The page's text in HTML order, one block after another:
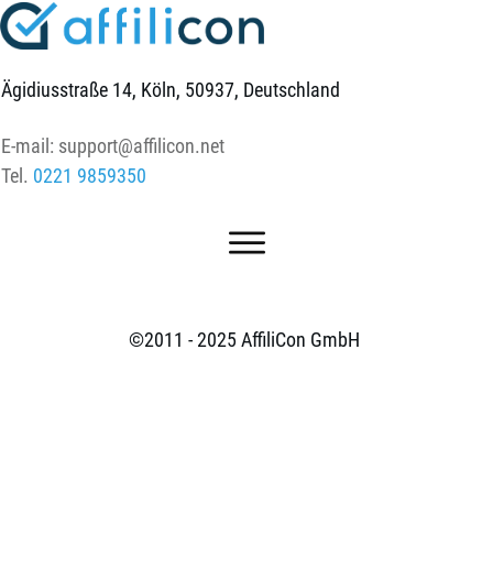
Ägidiusstraße 14, Köln, 50937, Deutschland
E-mail: support@affilicon.net
Tel. 0221 9859350
©2011 - 2025 AffiliCon GmbH